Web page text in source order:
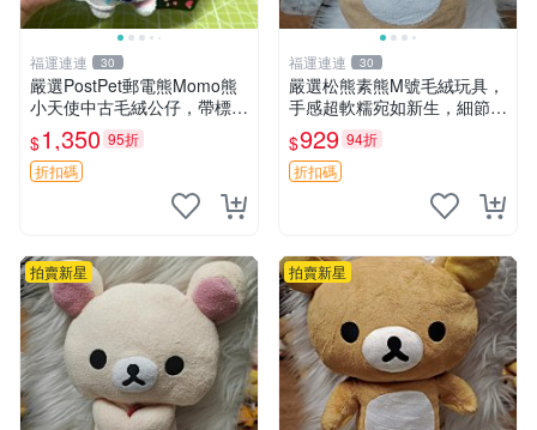
福運連連 30
嚴選PostPet郵電熊Momo熊
小天使中古毛絨公仔，帶標牌
保存完好。絕版稀有少見收藏
品，微瑕可接受，狀態如圖。
所見即所得，毛絨精品嚴選推
$1,350 95折
折扣碼
福運連連 30
嚴選松熊素熊M號毛絨玩具，
手感超軟糯宛如新生，細節精
緻完美無瑕，推薦送禮或珍
藏，中古狀態保養得宜。 松
熊 素熊 毛絨doll
$929 94折
折扣碼
拍賣新星 拍賣新星